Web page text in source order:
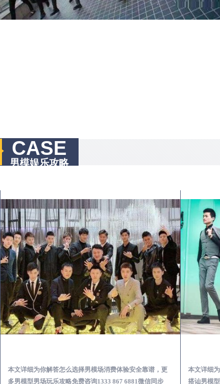
CASE
男模娱乐攻略
本文详细为你解答怎么选择男模场消费体验安全靠谱，更
多男模型男场玩乐攻略免费咨询1333 867 6881微信同步
本文详细
搭讪男模